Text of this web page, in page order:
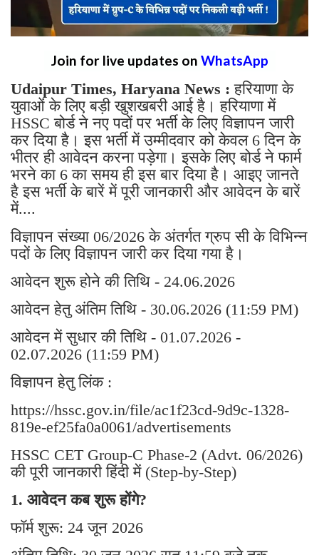
Join for live updates on WhatsApp
Udaipur Times, Haryana News : हरियाणा के
युवाओं के लिए बड़ी खुशखबरी आई है। हरियाणा में
HSSC बोर्ड ने नए पदों पर भर्ती के लिए विज्ञापन जारी
कर दिया है। इस भर्ती में उम्मीदवार को केवल 6 दिन के
भीतर ही आवेदन करना पड़ेगा। इसके लिए बोर्ड ने फार्म
भरने का 6 का समय ही इस बार दिया है। आइए जानते
है इस भर्ती के बारें में पूरी जानकारी और आवेदन के बारें
में....
विज्ञापन संख्या 06/2026 के अंतर्गत ग्रुप सी के विभिन्न
पदों के लिए विज्ञापन जारी कर दिया गया है।
आवेदन शुरू होने की तिथि - 24.06.2026
आवेदन हेतु अंतिम तिथि - 30.06.2026 (11:59 PM)
आवेदन में सुधार की तिथि - 01.07.2026 -
02.07.2026 (11:59 PM)
विज्ञापन हेतु लिंक :
https://hssc.gov.in/file/ac1f23cd-9d9c-1328-
819e-ef25fa0a0061/advertisements
HSSC CET Group-C Phase-2 (Advt. 06/2026)
की पूरी जानकारी हिंदी में (Step-by-Step)
1. आवेदन कब शुरू होंगे?
फॉर्म शुरू: 24 जून 2026